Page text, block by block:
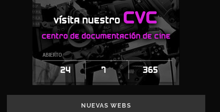
NUEVAS WEBS